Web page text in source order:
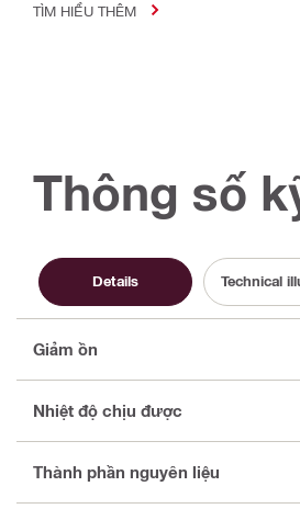
TÌM HIỂU THÊM
Thông số
Details Technical
Giảm ồn
Nhiệt độ chịu được
Thành phần nguyên liệu